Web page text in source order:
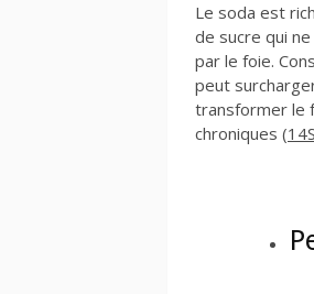
Le soda est
de sucre qui
par le foie.
peut
transformer le
chroniques (14